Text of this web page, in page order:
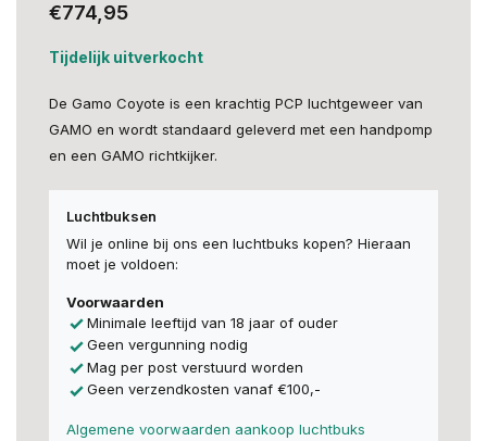
€774,95
Tijdelijk uitverkocht
De Gamo Coyote is een krachtig PCP luchtgeweer van
GAMO en wordt standaard geleverd met een handpomp
en een GAMO richtkijker.
Luchtbuksen
Wil je online bij ons een luchtbuks kopen? Hieraan
moet je voldoen:
Voorwaarden
Minimale leeftijd van 18 jaar of ouder
Geen vergunning nodig
Mag per post verstuurd worden
Geen verzendkosten vanaf €100,-
Algemene voorwaarden aankoop luchtbuks